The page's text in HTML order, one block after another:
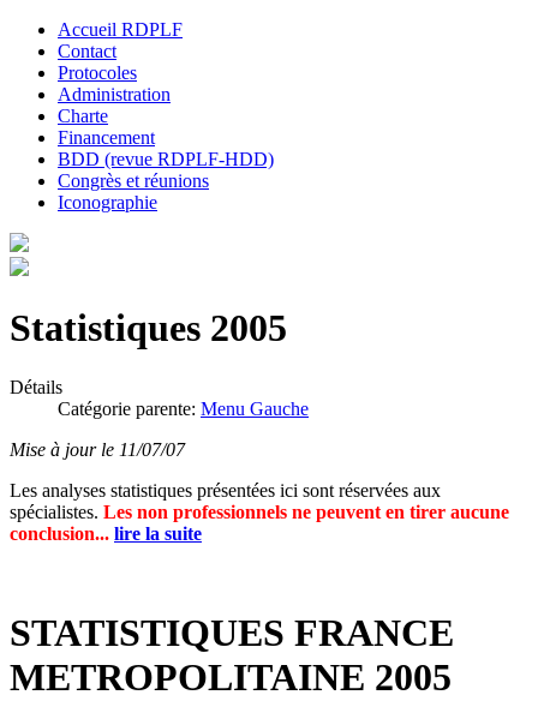
Accueil RDPLF
Contact
Protocoles
Administration
Charte
Financement
BDD (revue RDPLF-HDD)
Congrès et réunions
Iconographie
Statistiques 2005
Détails
Catégorie parente: Menu Gauche
Mise à jour le 11/07/07
Les analyses statistiques présentées ici sont réservées aux
spécialistes. Les non professionnels ne peuvent en tirer aucune
conclusion... lire la suite
STATISTIQUES FRANCE
METROPOLITAINE 2005